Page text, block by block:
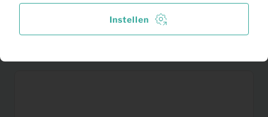
Per maand
Instellen